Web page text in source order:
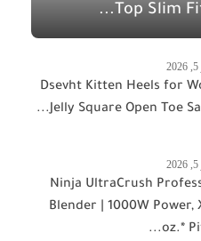
Top Slim
Dsevht Kitten Heels for
Jelly Square Open Toe
Ninja UltraCrush
Blender | 1000W Power,
oz.*